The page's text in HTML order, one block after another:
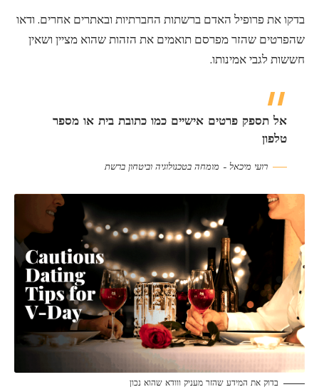
בדקו את פרופיל האדם ברשתות החברתיות ובאתרים אחרים. ודאו
שהפרטים שהזר מפרסם תואמים את הזהות שהוא מציין ושאין
חששות לגבי אמינותו.
אל תספק פרטים אישיים כמו כתובת בית או מספר
טלפון
רועי מיכאל – מומחה בטכנולוגיה וביטחון ברשת
בדוק את המידע שהזר מעניק ווודא שהוא נכון